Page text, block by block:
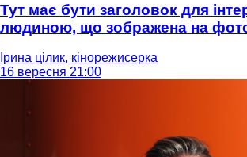
Тут має бути заголовок для
людиною, що зображена на
Ірина цілик, кінорежисерка
16 вересня 21:00